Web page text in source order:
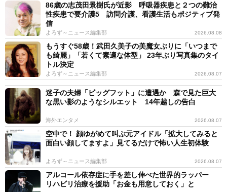
86歳の志茂田景樹氏が近影 呼吸器疾患と２つの難治
性疾患で要介護5 訪問介護、看護生活もポジティブ発
信
よろず～ニュース編集部 2026.08.08
もうすぐ58歳！武田久美子の美魔女ぶりに「いつまで
も綺麗」「若くて素適な体型」 23年ぶり写真集のタイ
トル決定
よろず～ニュース編集部 2026.08.07
迷子の夫婦「ビッグフット」に遭遇か 森で見た巨大
な黒い影のようなシルエット 14年越しの告白
海外エンタメ 2026.08.07
空中で！ 顔ゆがめて叫ぶ元アイドル「拡大してみると
面白い顔してますよ」見てるだけで怖い人生初体験
よろず～ニュース編集部 2026.08.07
アルコール依存症に手を差し伸べた世界的ラッパー
リハビリ治療を援助「お金も用意しておく」と